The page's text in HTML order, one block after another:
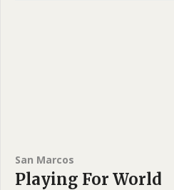
San Marcos
Playing For World